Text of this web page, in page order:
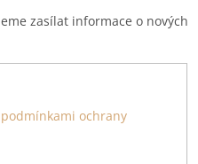
zasílat informace o nových
podmínkami ochrany